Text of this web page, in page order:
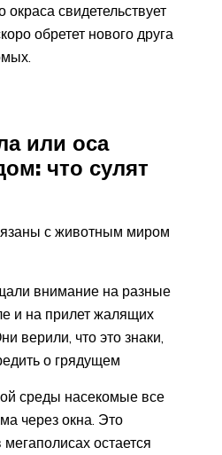
окраса свидетельствует
обретет нового друга
или оса
что сулят
с животным миром
внимание на разные
и на прилет жалящих
верили, что это знаки,
о грядущем
среды насекомые все
через окна. Это
остается